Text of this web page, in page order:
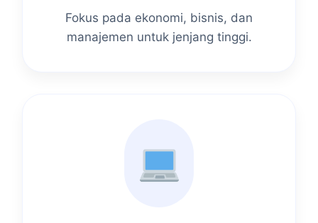
Fokus pada ekonomi, bisnis, dan
manajemen untuk jenjang tinggi.